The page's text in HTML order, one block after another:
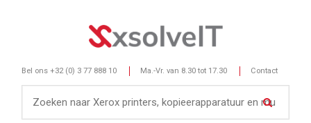
Bel ons +32 (0) 3 77 888 10 Ma.-Vr. van 8.30 tot 17.30 Contact